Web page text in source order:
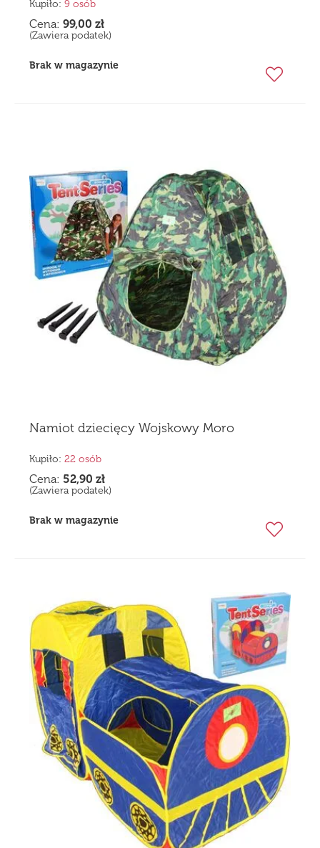
Kupiło: 9 osób
Cena: 99,00 zł
(Zawiera podatek)
Brak w magazynie
Namiot dziecięcy Wojskowy Moro
Kupiło: 22 osób
Cena: 52,90 zł
(Zawiera podatek)
Brak w magazynie